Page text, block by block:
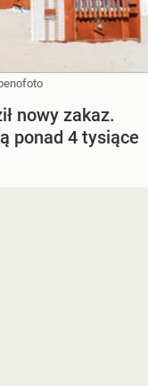
nowy zakaz.
ponad 4 tysiące